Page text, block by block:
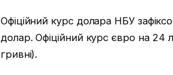
Офіційний курс долара НБУ
долар. Офіційний курс євро на 24
гривні).